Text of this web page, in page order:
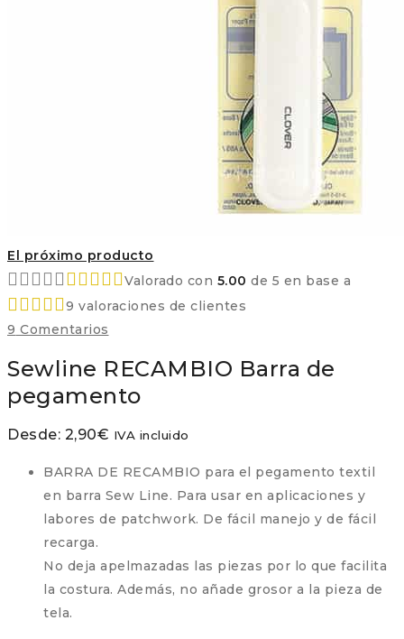
El próximo producto
Valorado con 5.00 de 5 en base a
9 valoraciones de clientes
9 Comentarios
Sewline RECAMBIO Barra de
pegamento
Desde: 2,90€ IVA incluido
BARRA DE RECAMBIO para el pegamento textil
en barra Sew Line. Para usar en aplicaciones y
labores de patchwork. De fácil manejo y de fácil
recarga.
No deja apelmazadas las piezas por lo que facilita
la costura. Además, no añade grosor a la pieza de
tela.